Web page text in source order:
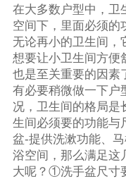
在大多数户型中，卫
空间下，里面必须的
无论再小的卫生间，
想要让小卫生间方便
也是至关重要的因素
有必要稍微做一下户
况，卫生间的格局是
生间必须要的功能与
盆-提供洗漱功能、
浴空间，那么满足这
大呢？①洗手盆尺寸